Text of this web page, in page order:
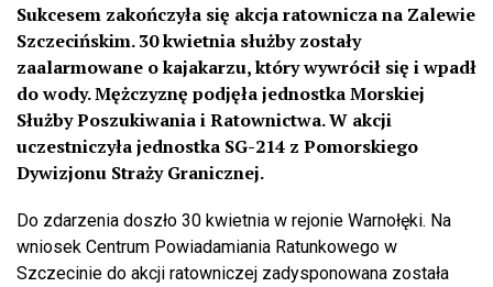
Sukcesem zakończyła się akcja ratownicza na Zalewie
Szczecińskim. 30 kwietnia służby zostały
zaalarmowane o kajakarzu, który wywrócił się i wpadł
do wody. Mężczyznę podjęła jednostka Morskiej
Służby Poszukiwania i Ratownictwa. W akcji
uczestniczyła jednostka SG-214 z Pomorskiego
Dywizjonu Straży Granicznej.
Do zdarzenia doszło 30 kwietnia w rejonie Warnołęki. Na
wniosek Centrum Powiadamiania Ratunkowego w
Szczecinie do akcji ratowniczej zadysponowana została